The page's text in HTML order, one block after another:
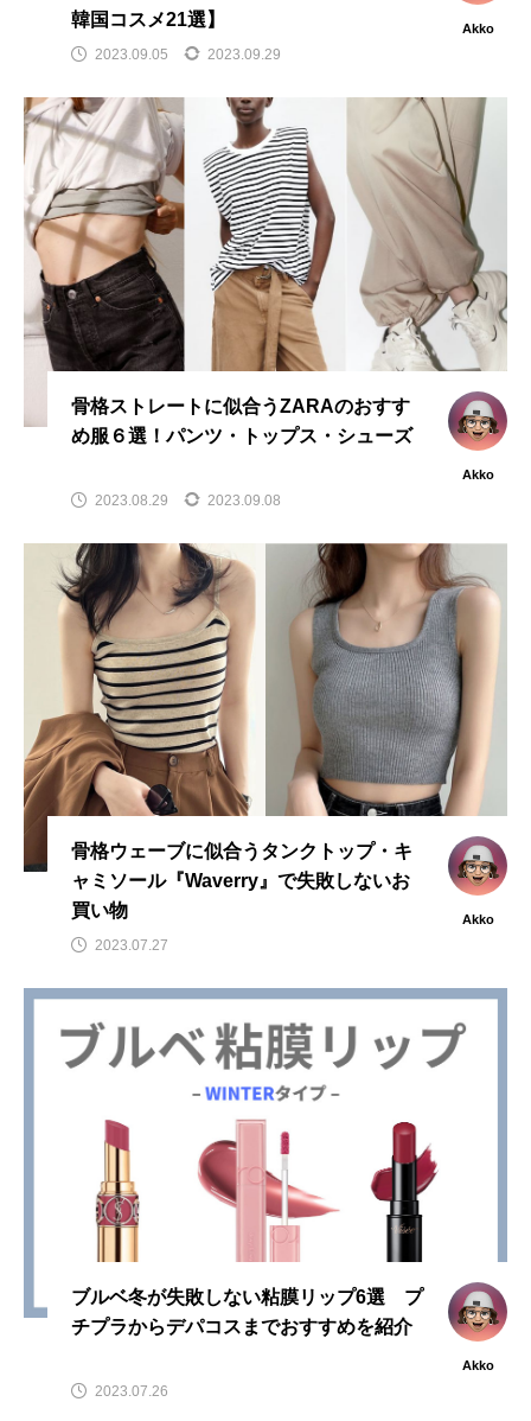
韓国コスメ21選】
Akko
2023.09.05 2023.09.29
骨格ストレートに似合うZARAのおすす
め服６選！パンツ・トップス・シューズ
Akko
2023.08.29 2023.09.08
骨格ウェーブに似合うタンクトップ・キ
ャミソール『Waverry』で失敗しないお
買い物
Akko
2023.07.27
ブルベ冬が失敗しない粘膜リップ6選 プ
チプラからデパコスまでおすすめを紹介
Akko
2023.07.26